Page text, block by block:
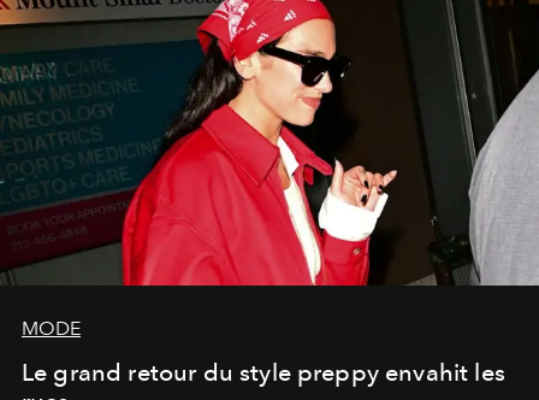
MODE
Le grand retour du style preppy envahit les